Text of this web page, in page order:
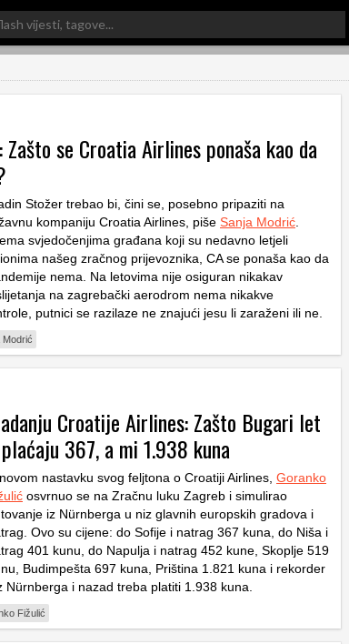
se Croatia Airlines ponaša kao da
Stožer trebao bi, čini se, posebno pripaziti na
kompaniju Croatia Airlines, piše Sanja Modrić
svjedočenjima građana koji su nedavno letjeli
našeg zračnog prijevoznika, CA se ponaša kao da
nema. Na letovima nije osiguran nikakav
na zagrebački aerodrom nema nikakve
putnici se razilaze ne znajući jesu li zaraženi ili ne.
Modrić
Croatije Airlines: Zašto Bugari let
367, a mi 1.938 kuna
nastavku svog feljtona o Croatiji Airlines, Goranko
osvrnuo se na Zračnu luku Zagreb i simulirao
iz Nürnberga u niz glavnih europskih gradova i
Ovo su cijene: do Sofije i natrag 367 kuna, do Niša i
401 kunu, do Napulja i natrag 452 kune, Skoplje 519
Budimpešta 697 kuna, Priština 1.821 kuna i rekorder
Nürnberga i nazad treba platiti 1.938 kuna.
Fižulić